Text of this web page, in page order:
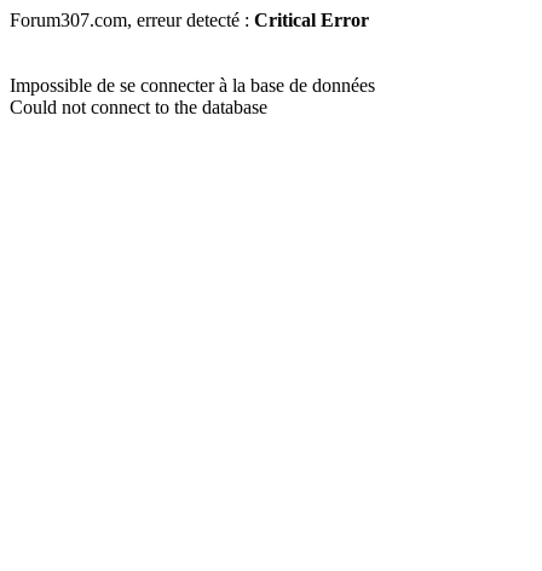
Forum307.com, erreur detecté : Critical Error
Impossible de se connecter à la base de données
Could not connect to the database